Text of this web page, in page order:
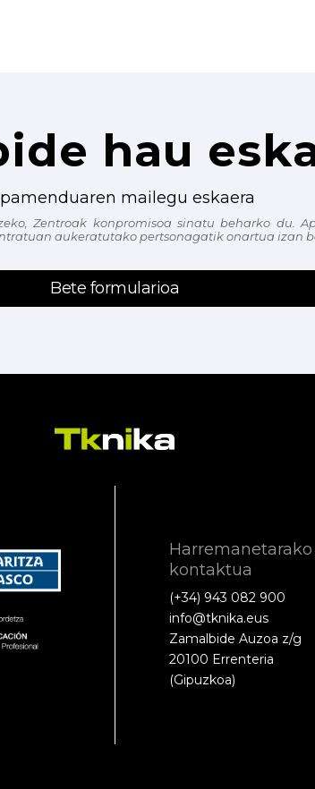
hau
mailegu eskaera
Zentroak konpromisoa sinatu beharko du.
aukeratutako pertsonagatik onartua izan
Bete formularioa
Harremanetarako
kontaktua
(+34) 943 082 900
info@tknika.eus
Zamalbide Auzoa z/g
20100 Errenteria
(Gipuzkoa)